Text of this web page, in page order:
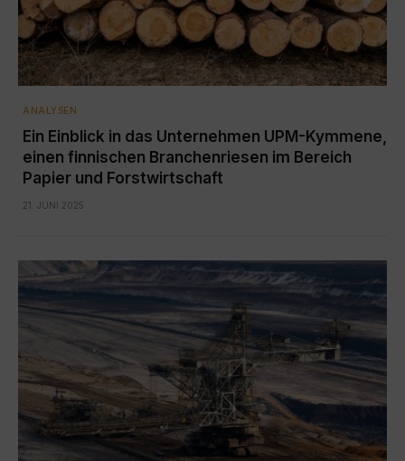
ANALYSEN
Ein Einblick in das Unternehmen UPM-Kymmene,
einen finnischen Branchenriesen im Bereich
Papier und Forstwirtschaft
21. JUNI 2025